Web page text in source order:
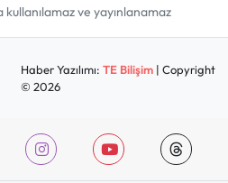
ve yayınlanamaz
Haber Yazılımı: TE Bilişim| Copyright
© 2026